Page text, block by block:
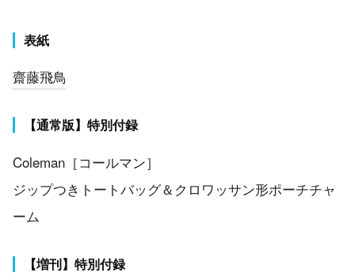
表紙
齋藤飛鳥
【通常版】特別付録
Coleman［コールマン］
ジップつきトートバッグ＆クロワッサン形ポーチチャ
ーム
【増刊】特別付録